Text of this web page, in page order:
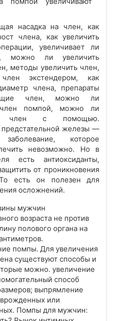
насадка на член, как
члена, как увеличить
увеличивает ли
можно ли увеличить
методы увеличить член,
член экстендером, как
члена, препараты
член, можно ли
член помпой, можно ли
член с помощью.
предстательной железы —
заболевание, которое
невозможно. Но в
есть антиоксиданты,
от проникновения
есть он полезен для
осложнений.
мужчин
возраста не против
полового органа на
помпы. Для увеличения
существуют способы и
можно. увеличение
способ
выпрямление
или
Помпы для мужчин: